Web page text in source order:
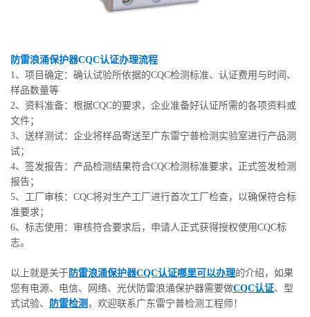
防雷浪涌保护器CQC认证办理流程
1、项目确定：确认试验所依据的CQC检测标准、认证费用与时间、
样品数量等
2、资料准备：根据CQC的要求，企业准备好认证所需的各项资料或
文件；
3、送样测试：企业将样品寄送至广东雷宁普检测实验室进行产品测
试；
4、签发报告：产品检测结果符合CQC检测标准要求，正式签发检测
报告；
5、工厂审核：CQC将对生产工厂进行首次工厂检查，以确保符合标
准要求；
6、标志使用：审核符合要求后，申请人正式获得授权使用CQC标
志。
以上就是关于防雷浪涌保护器CQC认证哪里可以办理的介绍，如果
您有电源、电信、网络、光伏防雷浪涌保护器需要做CQC认证、型
式试验、
防雷检测 ，欢迎联系广东雷宁普检测工程师！